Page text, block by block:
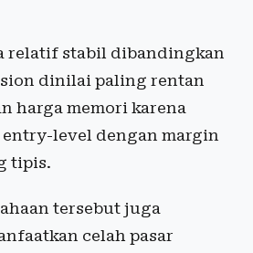
relatif stabil dibandingkan
dinilai paling rentan
harga memori karena
entry-level dengan margin
tipis.
tersebut juga
celah pasar